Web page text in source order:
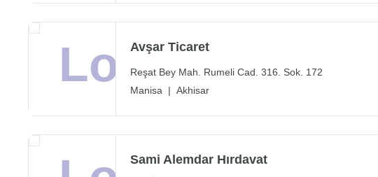
Avşar Ticaret
Reşat Bey Mah. Rumeli Cad. 316. Sok. 172
Manisa | Akhisar
Sami Alemdar Hırdavat